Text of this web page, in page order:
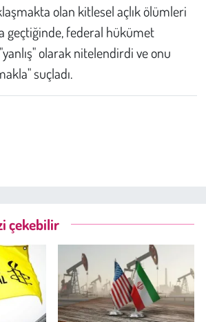
olan kitlesel açlık ölümleri
geçtiğinde, federal hükümet
olarak nitelendirdi ve onu
suçladı.
çekebilir